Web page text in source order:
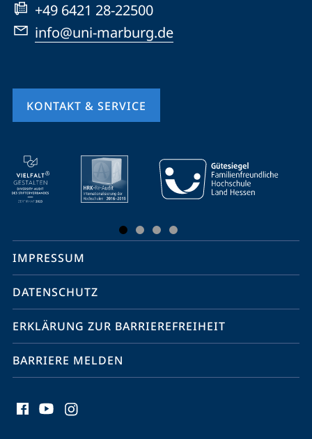
+49 6421 28-22500
info@uni-marburg.de
KONTAKT & SERVICE
Mobile-
Service-
Navigation
Social
Media
Kontakte
IMPRESSUM
DATENSCHUTZ
ERKLÄRUNG ZUR BARRIEREFREIHEIT
BARRIERE MELDEN